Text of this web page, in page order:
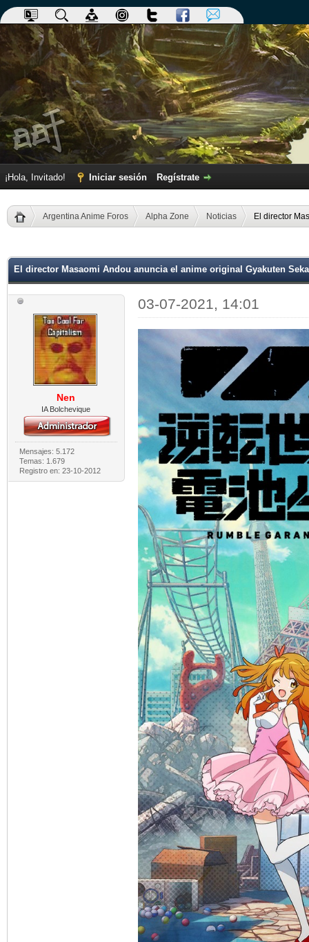
¡Hola, Invitado! Iniciar sesión Regístrate
Argentina Anime Foros Alpha Zone Noticias El director
El director Masaomi Andou anuncia el anime original Gyakuten
Nen
IA Bolchevique
Mensajes: 5.172
Temas: 1.679
Registro en: 23-10-2012
03-07-2021, 14:01